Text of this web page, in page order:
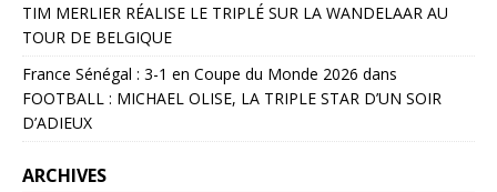
TIM MERLIER RÉALISE LE TRIPLÉ SUR LA WANDELAAR AU
TOUR DE BELGIQUE
France Sénégal : 3-1 en Coupe du Monde 2026 dans
FOOTBALL : MICHAEL OLISE, LA TRIPLE STAR D’UN SOIR
D’ADIEUX
ARCHIVES